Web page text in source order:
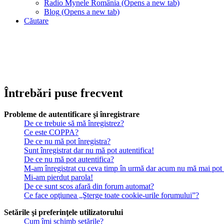
Radio Mynele România (Opens a new tab)
Blog (Opens a new tab)
Căutare
Întrebări puse frecvent
Probleme de autentificare şi înregistrare
De ce trebuie să mă înregistrez?
Ce este COPPA?
De ce nu mă pot înregistra?
Sunt înregistrat dar nu mă pot autentifica!
De ce nu mă pot autentifica?
M-am înregistrat cu ceva timp în urmă dar acum nu mă mai pot
Mi-am pierdut parola!
De ce sunt scos afară din forum automat?
Ce face opţiunea „Şterge toate cookie-urile forumului”?
Setările şi preferinţele utilizatorului
Cum îmi schimb setările?